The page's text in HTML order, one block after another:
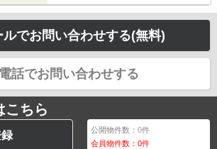
ルでお問い合わせする(無料)
電話でお問い合わせする
こちら
公開物件数：0件
会員物件数：0件